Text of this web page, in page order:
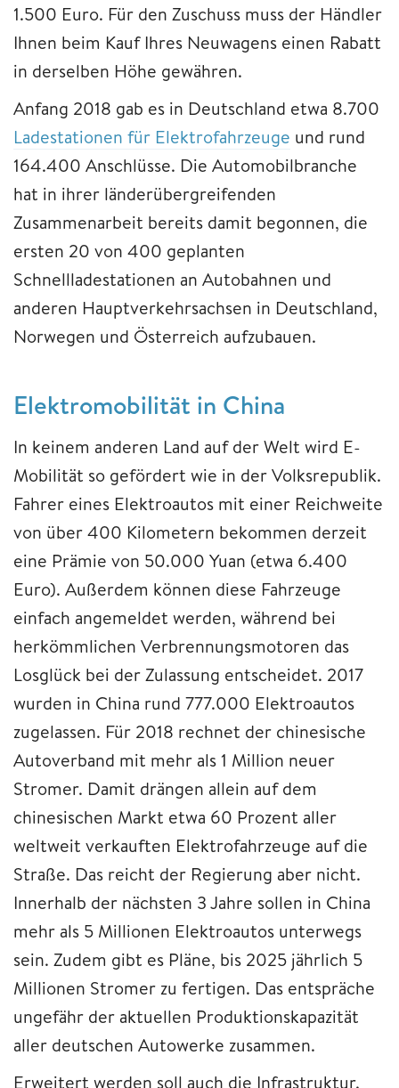
1.500 Euro. Für den Zuschuss muss der Händler
Ihnen beim Kauf Ihres Neuwagens einen Rabatt
in derselben Höhe gewähren.
Anfang 2018 gab es in Deutschland etwa 8.700
Ladestationen für Elektrofahrzeuge und rund
164.400 Anschlüsse. Die Automobilbranche
hat in ihrer länderübergreifenden
Zusammenarbeit bereits damit begonnen, die
ersten 20 von 400 geplanten
Schnellladestationen an Autobahnen und
anderen Hauptverkehrsachsen in Deutschland,
Norwegen und Österreich aufzubauen.
Elektromobilität in China
In keinem anderen Land auf der Welt wird E-
Mobilität so gefördert wie in der Volksrepublik.
Fahrer eines Elektroautos mit einer Reichweite
von über 400 Kilometern bekommen derzeit
eine Prämie von 50.000 Yuan (etwa 6.400
Euro). Außerdem können diese Fahrzeuge
einfach angemeldet werden, während bei
herkömmlichen Verbrennungsmotoren das
Losglück bei der Zulassung entscheidet. 2017
wurden in China rund 777.000 Elektroautos
zugelassen. Für 2018 rechnet der chinesische
Autoverband mit mehr als 1 Million neuer
Stromer. Damit drängen allein auf dem
chinesischen Markt etwa 60 Prozent aller
weltweit verkauften Elektrofahrzeuge auf die
Straße. Das reicht der Regierung aber nicht.
Innerhalb der nächsten 3 Jahre sollen in China
mehr als 5 Millionen Elektroautos unterwegs
sein. Zudem gibt es Pläne, bis 2025 jährlich 5
Millionen Stromer zu fertigen. Das entspräche
ungefähr der aktuellen Produktionskapazität
aller deutschen Autowerke zusammen.
Erweitert werden soll auch die Infrastruktur.